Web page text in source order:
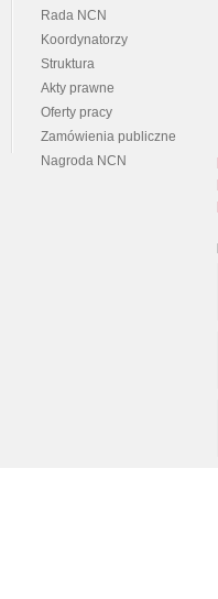
Rada NCN
Koordynatorzy
Struktura
Akty prawne
Oferty pracy
Zamówienia publiczne
Nagroda NCN